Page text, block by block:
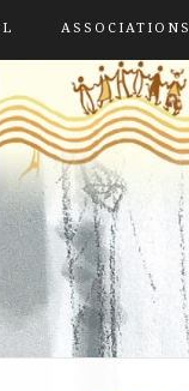
ASSOCIATIONS